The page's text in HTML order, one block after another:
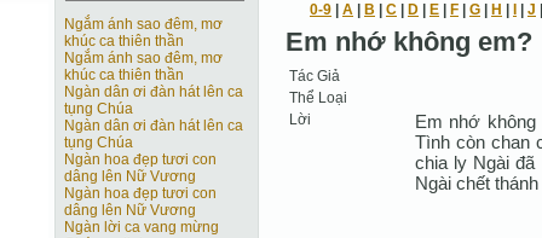
Ngắm ánh sao đêm, mơ
khúc ca thiên thần
Ngắm ánh sao đêm, mơ
khúc ca thiên thần
Ngàn dân ơi đàn hát lên ca
tụng Chúa
Ngàn dân ơi đàn hát lên ca
tụng Chúa
Ngàn hoa đẹp tươi con
dâng lên Nữ Vương
Ngàn hoa đẹp tươi con
dâng lên Nữ Vương
Ngàn lời ca vang mừng
0-9 A B C D E F G H J
Em nhớ không em?
Tác Giả
Thể Loại
Lời
Em nhớ
Tình còn chan
chia ly Ngài đã
Ngài chết